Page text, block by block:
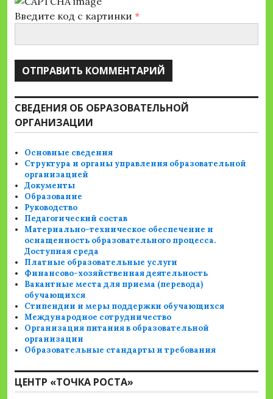
Введите код с картинки *
СВЕДЕНИЯ ОБ ОБРАЗОВАТЕЛЬНОЙ
ОРГАНИЗАЦИИ
Основные сведения
Структура и органы управления образовательной
организацией
Документы
Образование
Руководство
Педагогический состав
Материально-техническое обеспечение и
оснащенность образовательного процесса.
Доступная среда
Платные образовательные услуги
Финансово-хозяйственная деятельность
Вакантные места для приема (перевода)
обучающихся
Стипендии и меры поддержки обучающихся
Международное сотрудничество
Организация питания в образовательной
организации
Образовательные стандарты и требования
ЦЕНТР «ТОЧКА РОСТА»